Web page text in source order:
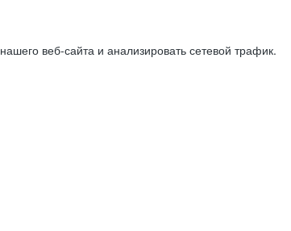
веб-сайта и анализировать сетевой трафик.